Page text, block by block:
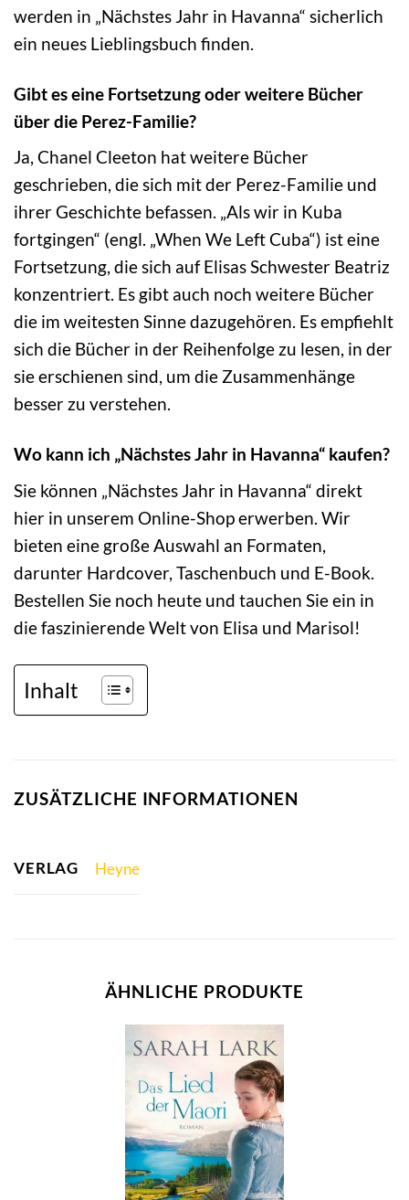
werden in „Nächstes Jahr in Havanna“ sicherlich
ein neues Lieblingsbuch finden.
Gibt es eine Fortsetzung oder weitere Bücher
über die Perez-Familie?
Ja, Chanel Cleeton hat weitere Bücher
geschrieben, die sich mit der Perez-Familie und
ihrer Geschichte befassen. „Als wir in Kuba
fortgingen“ (engl. „When We Left Cuba“) ist eine
Fortsetzung, die sich auf Elisas Schwester Beatriz
konzentriert. Es gibt auch noch weitere Bücher
die im weitesten Sinne dazugehören. Es empfiehlt
sich die Bücher in der Reihenfolge zu lesen, in der
sie erschienen sind, um die Zusammenhänge
besser zu verstehen.
Wo kann ich „Nächstes Jahr in Havanna“ kaufen?
Sie können „Nächstes Jahr in Havanna“ direkt
hier in unserem Online-Shop erwerben. Wir
bieten eine große Auswahl an Formaten,
darunter Hardcover, Taschenbuch und E-Book.
Bestellen Sie noch heute und tauchen Sie ein in
die faszinierende Welt von Elisa und Marisol!
Inhalt
ZUSÄTZLICHE INFORMATIONEN
VERLAG Heyne
ÄHNLICHE PRODUKTE